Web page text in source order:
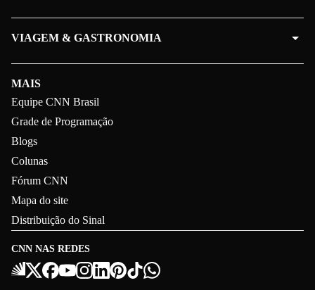
CNN NAS REDES
MAIS
Equipe CNN Brasil
Grade de Programação
Blogs
Colunas
Fórum CNN
Mapa do site
Distribuição do Sinal
VIAGEM & GASTRONOMIA